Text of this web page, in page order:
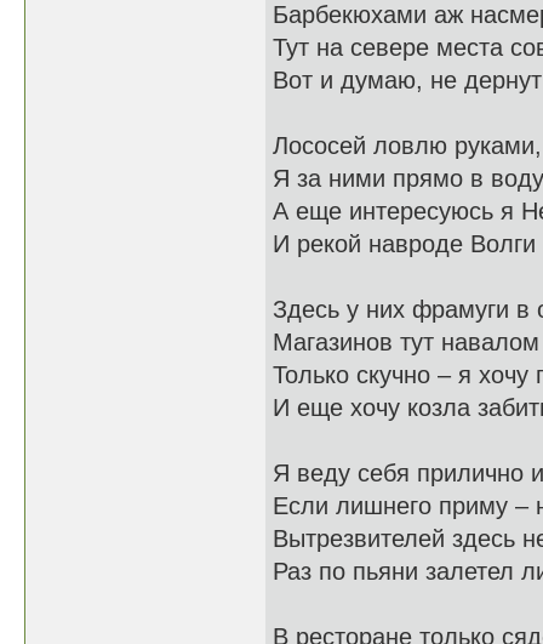
Барбекюхами аж
Тут на севере места
Вот и думаю, не
Лососей ловлю
Я за ними прямо в
А еще интересуюсь я
И рекой навроде
Здесь у них фрамуги в
Магазинов тут
Только скучно – я хочу
И еще хочу козла
Я веду себя прилично
Если лишнего приму –
Вытрезвителей здесь
Раз по пьяни залетел
В ресторане только